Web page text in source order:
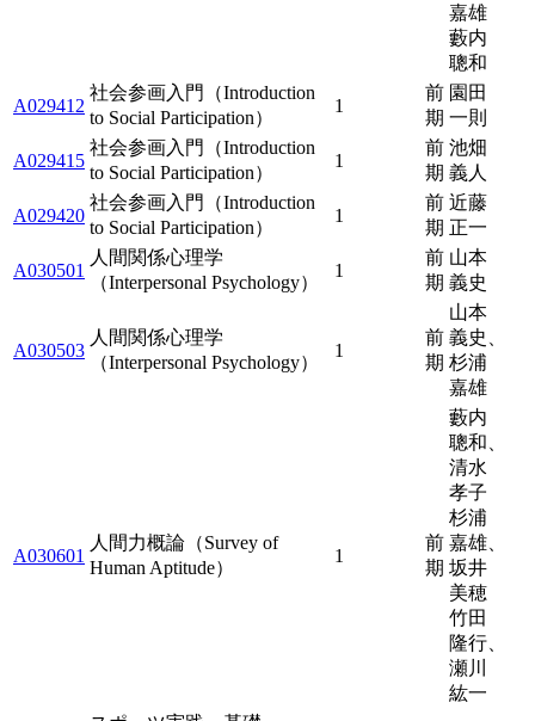
嘉雄
藪内
聰和
A029412
社会参画入門（Introduction
to Social Participation）
1
前
期
園田
一則
A029415
社会参画入門（Introduction
to Social Participation）
1
前
期
池畑
義人
A029420
社会参画入門（Introduction
to Social Participation）
1
前
期
近藤
正一
A030501
人間関係心理学
（Interpersonal Psychology）
1
前
期
山本
義史
A030503
人間関係心理学
（Interpersonal Psychology）
1
前
期
山本
義史、
杉浦
嘉雄
A030601
人間力概論（Survey of
Human Aptitude）
1
前
期
藪内
聰和、
清水
孝子
杉浦
嘉雄、
坂井
美穂
竹田
隆行、
瀬川
紘一